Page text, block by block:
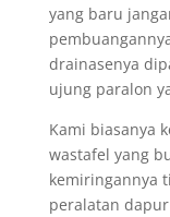
yang baru
drainasenya
ujung paralon
Kami biasanya
wastafel yang
kemiringannya
peralatan